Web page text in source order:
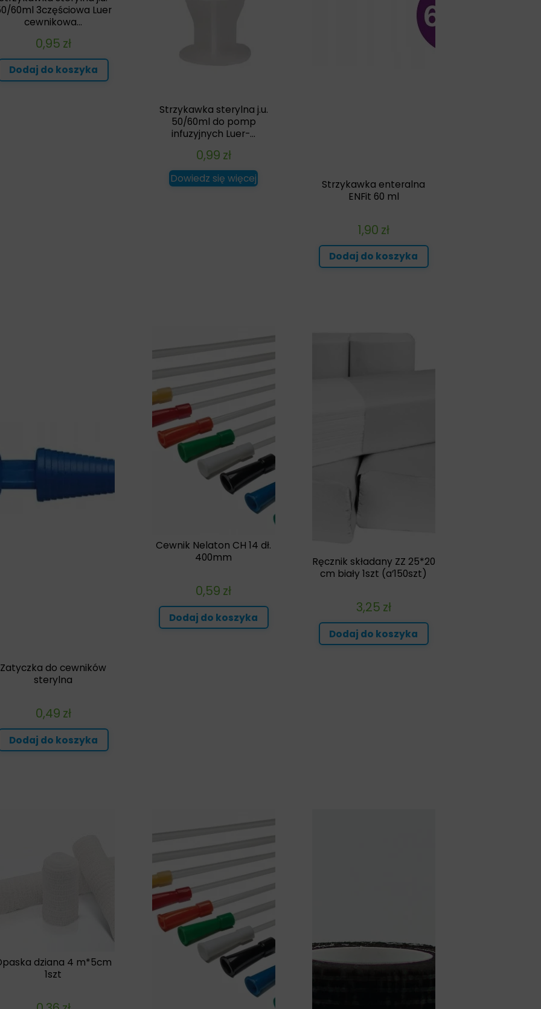
60ml 3częściowa Luer
cewnikowa...
0,95 zł
Dodaj do koszyka
Strzykawka sterylna j.u.
50/60ml do pomp
infuzyjnych Luer-...
0,99 zł
Dowiedz się więcej
Strzykawka enteralna
ENFit 60 ml
1,90 zł
Dodaj do koszyka
Zatyczka do cewników
sterylna
0,49 zł
Dodaj do koszyka
Cewnik Nelaton CH 14 dł.
400mm
0,59 zł
Dodaj do koszyka
Ręcznik składany ZZ 25*20
cm biały 1szt (a’150szt)
3,25 zł
Dodaj do koszyka
dziana 4 m*5cm
1szt